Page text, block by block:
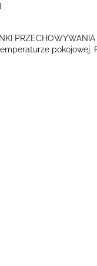
PRZECHOWYWANIA